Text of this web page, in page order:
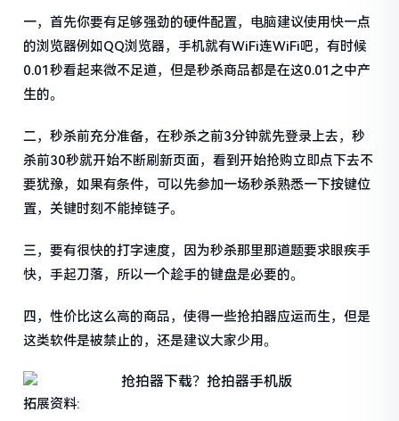
一，首先你要有足够强劲的硬件配置，电脑建议使用快一点
的浏览器例如QQ浏览器，手机就有WiFi连WiFi吧，有时候
0.01秒看起来微不足道，但是秒杀商品都是在这0.01之中产
生的。
二，秒杀前充分准备，在秒杀之前3分钟就先登录上去，秒
杀前30秒就开始不断刷新页面，看到开始抢购立即点下去不
要犹豫，如果有条件，可以先参加一场秒杀熟悉一下按键位
置，关键时刻不能掉链子。
三，要有很快的打字速度，因为秒杀那里那道题要求眼疾手
快，手起刀落，所以一个趁手的键盘是必要的。
四，性价比这么高的商品，使得一些抢拍器应运而生，但是
这类软件是被禁止的，还是建议大家少用。
拓展资料: